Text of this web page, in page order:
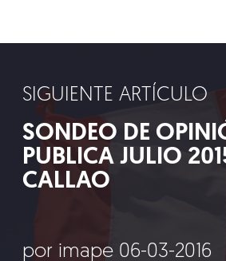
©2018 IMA GO!
SIGUIENTE ARTÍCULO
SONDEO DE
PUBLICA JULIO
CALLAO
por imape 06-03-2016